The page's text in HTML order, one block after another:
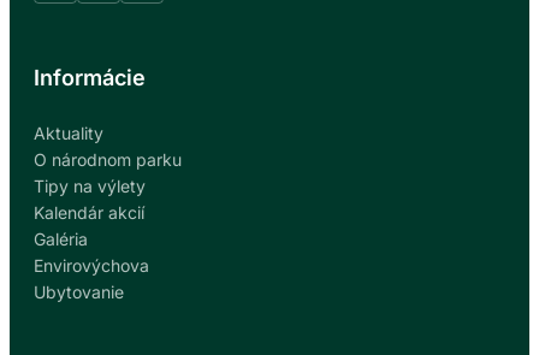
Informácie
Aktuality
O národnom parku
Tipy na výlety
Kalendár akcií
Galéria
Envirovýchova
Ubytovanie